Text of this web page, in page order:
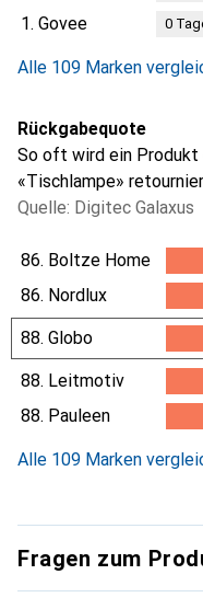
1. Govee 0
Alle 109 Marken
Rückgabequote
So oft wird ein Produkt
«Tischlampe»
Quelle: Digitec Galaxus
86. Boltze Home
5.4
86. Nordlux
5.4
88. Globo
5.6
88. Leitmotiv
5.6
88. Pauleen
Alle 109 Marken
Fragen zum